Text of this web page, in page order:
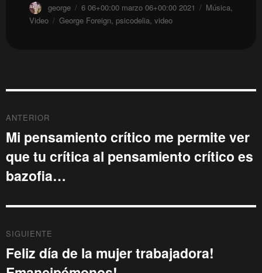
Autor
george
Publicado
el
6 06+00:00 marzo 06+00:00 2021 Categorías
Música,
Video
Etiquetas
George Foreign, psicodelia, video
de
entradas
ANTERIOR
Entrada
anterior:
Mi pensamiento crítico me permite ver
que tu crítica al pensamiento crítico es
bazofia…
SIGUIENTE
Entrada
Feliz día de la mujer trabajadora!